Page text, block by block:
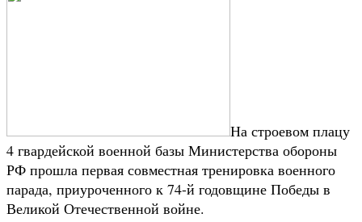
На строевом плацу
4 гвардейской военной базы Министерства обороны
РФ прошла первая совместная тренировка военного
парада, приуроченного к 74-й годовщине Победы в
Великой Отечественной войне.